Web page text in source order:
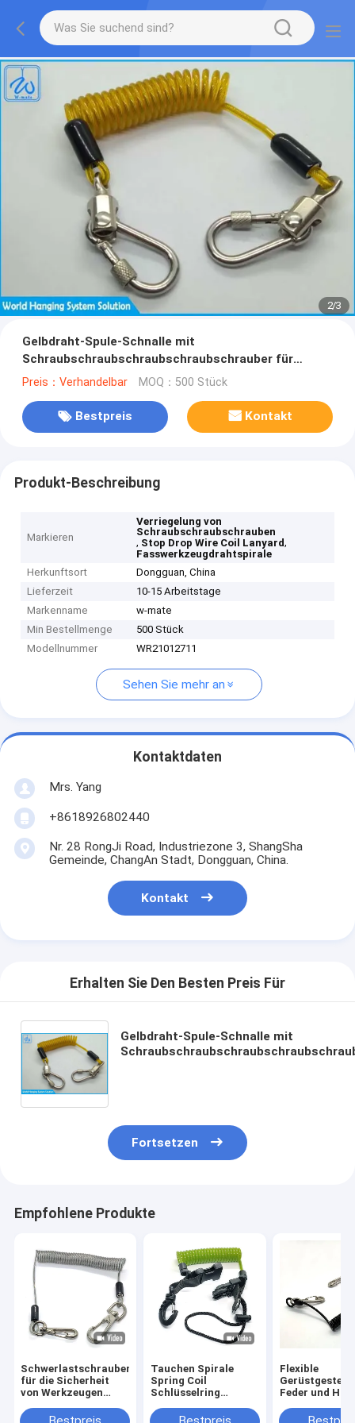
2/3
Gelbdraht-Spule-Schnalle mit
Schraubschraubschraubschraubschrauber für
Stopp-Drop-Tools
Preis：Verhandelbar MOQ：500 Stück
Bestpreis Kontakt
Produkt-Beschreibung
Markieren
Verriegelung von
Schraubschraubschrauben
, Stop Drop Wire Coil Lanyard,
Fasswerkzeugdrahtspirale
Herkunftsort
Dongguan, China
Lieferzeit
10-15 Arbeitstage
Markenname
w-mate
Min Bestellmenge
500 Stück
Modellnummer
WR21012711
Sehen Sie mehr an
Kontaktdaten
Mrs. Yang
+8618926802440
Nr. 28 RongJi Road, Industriezone 3, ShangSha
Gemeinde, ChangAn Stadt, Dongguan, China.
Kontakt
Erhalten Sie Den Besten Preis Für
Gelbdraht-Spule-Schnalle mit
Fortsetzen
Empfohlene Produkte
Schwerlastschrauben
für die Sicherheit
von Werkzeugen
Schwerlastschrauben
Tauchen Spirale
Spring Coil
Schlüsselring
Handgelenk
Flexible
Feder und